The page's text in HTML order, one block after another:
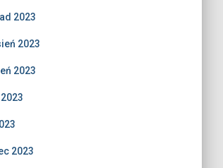
2023
2023
2023
2023